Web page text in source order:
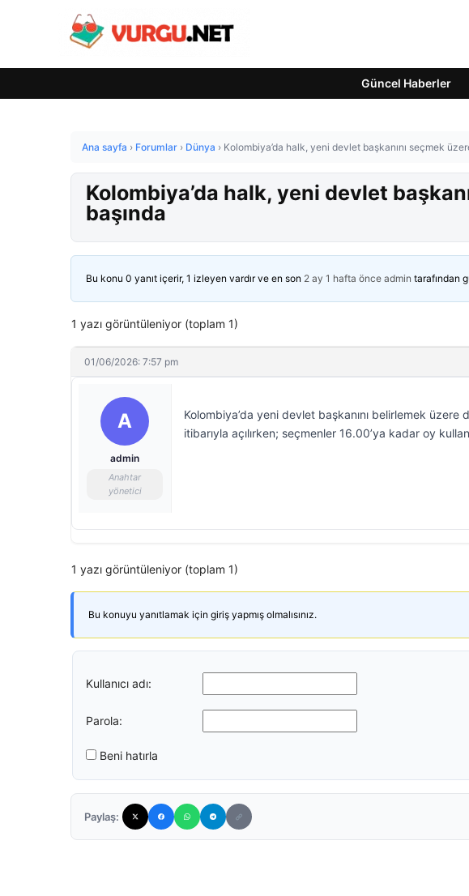
Güncel Haberler
Ana sayfa › Forumlar › Dünya › Kolombiya’da halk, yeni devlet başkanını seçmek
Kolombiya’da halk, yeni devlet
başında
Bu konu 0 yanıt içerir, 1 izleyen vardır ve en son 2 ay 1 hafta önce admin tarafından
1 yazı görüntüleniyor (toplam 1)
01/06/2026: 7:57 pm
A
admin
Anahtar
yönetici
Kolombiya’da yeni devlet başkanını belirlemek
itibarıyla açılırken; seçmenler 16.00’ya kadar oy
1 yazı görüntüleniyor (toplam 1)
Bu konuyu yanıtlamak için giriş yapmış olmalısınız.
Kullanıcı adı:
Parola:
Beni hatırla
Paylaş: